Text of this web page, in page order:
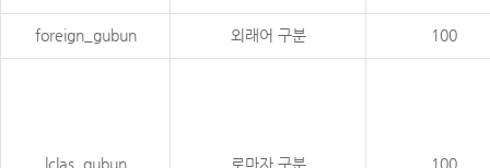
foreign_gubun 외래어 구분 100
lclas_gubun 로마자 구분 100